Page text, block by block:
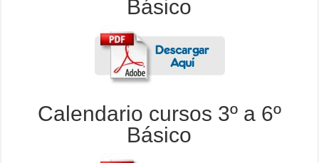
Básico
Calendario cursos 3º a 6º
Básico